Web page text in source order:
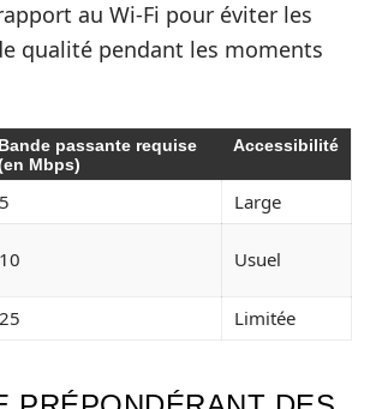
au Wi-Fi pour éviter les
qualité pendant les moments
Bande passante requise
Mbps)
Accessibilité
5
Large
10 Usuel
25 Limitée